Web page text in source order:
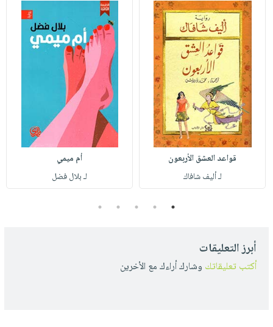
قواعد العشق الأربعون
لـ أليف شافاك
أم ميمي
لـ بلال فضل
1
2
3
4
5
أبرز التعليقات
أكتب تعليقاتك وشارك أراءك مع الأخرين